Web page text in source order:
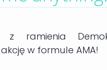
ramienia
w formule AMA!